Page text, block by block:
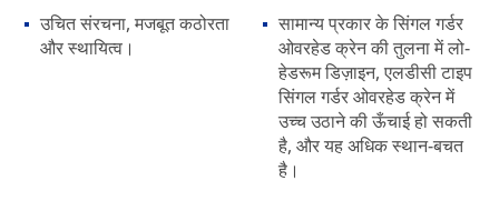
उचित संरचना, मजबूत कठोरता
और स्थायित्व।
सामान्य प्रकार के सिंगल गर्डर
ओवरहेड क्रेन की तुलना में लो-
हेडरूम डिज़ाइन, एलडीसी टाइप
सिंगल गर्डर ओवरहेड क्रेन में
उच्च उठाने की ऊँचाई हो सकती
है, और यह अधिक स्थान-बचत
है।